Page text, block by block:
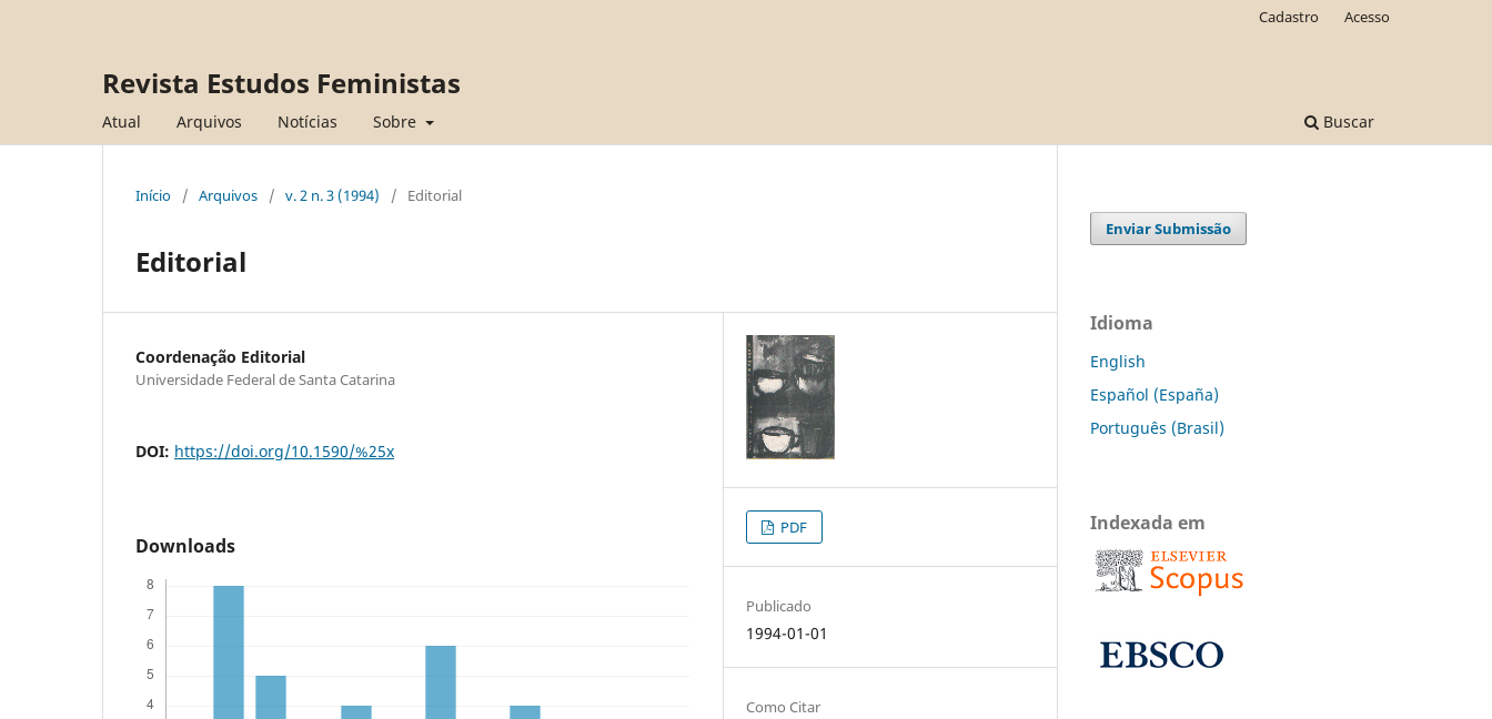
Revista Estudos Feministas
Atual Arquivos Notícias Sobre Buscar
Cadastro Acesso
Início / Arquivos / v. 2 n. 3 (1994) / Editorial
Editorial
Coordenação Editorial
Universidade Federal de Santa Catarina
DOI: https://doi.org/10.1590/%25x
Downloads
PDF
Publicado
1994-01-01
Como Citar
Enviar Submissão
Idioma
English
Español (España)
Português (Brasil)
Indexada em